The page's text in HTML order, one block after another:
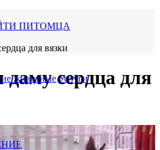
ПИТОМЦА
животные Услуги
для вязки
сердца для